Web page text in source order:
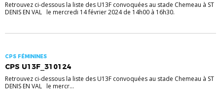
Retrouvez ci-dessous la liste des U13F convoquées au stade Chemeau à ST
DENIS EN VAL le mercredi 14 février 2024 de 14h00 à 16h30.
CPS FÉMININES
CPS U13F_310124
Retrouvez ci-dessous la liste des U13F convoquées au stade Chemeau à ST
DENIS EN VAL le mercr...